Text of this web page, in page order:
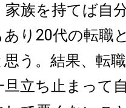
族を持てば自
り20代の転職
う。結果、転
立ち止まって